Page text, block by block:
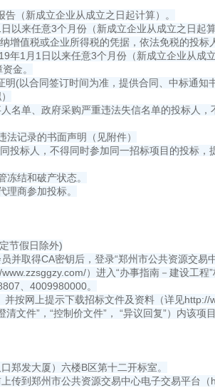
（新成立企业从成立之日起计算）。
以来任意3个月份（新成立企业从成立之日
增值税或企业所得税的凭据，依法免税的投标
年1月1日以来任意3个月份（新成立企业从
金。
(以合同签订时间为准，提供合同、中标通知
名单、政府采购严重违法失信名单的投标人，
记录的书面声明（见附件）
投标人，不得同时参加同一招标项目的投标
结和破产状态。
商参加投标。
节假日除外)
并取得CA密钥后，登录“郑州市公共资源交
）进入“办事指南－建设工
、4009980000。
按网上提示下载招标文件及资料（详见
文件”，“控制价文件”， “异议回复”）内该
郑发大厦）六楼B区第十二开标室。
传到郑州市公共资源交易中心电子交易平台